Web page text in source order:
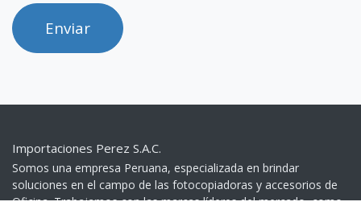
Enviar
Importaciones Perez S.A.C.
Somos una empresa Peruana, especializada en brindar
soluciones en el campo de las fotocopiadoras y accesorios de
Oficina. Trabajamos con las marcas líderes del mercado, como